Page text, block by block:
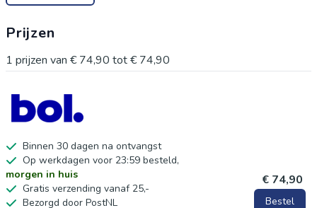
reizen, zowel tijdens korte ritten als langere gezinsuitstapjes.
Dankzij de naleving van de i-Size R129-norm biedt de I-
kinderen. De stoel is uitgerust met het H-GUARD-systeem,
een verstevigde hoofdsteun met extra schuimlaag die het
hoofd en de nek ondersteunt, en met het SPS-systeem, dat
extra zijbescherming biedt bij een zijwaartse botsing. De 10-
voudig verstelbare hoofdsteun maakt het eenvoudig om de
Prijzen
1 prijzen van € 74,90 tot€ 74,90
Binnen 30 dagen na ontvangst
Op werkdagen voor 23:59 besteld,
morgen in huis
Gratis verzending vanaf 25,-
Bezorgd door PostNL
€ 74,90
Bestel